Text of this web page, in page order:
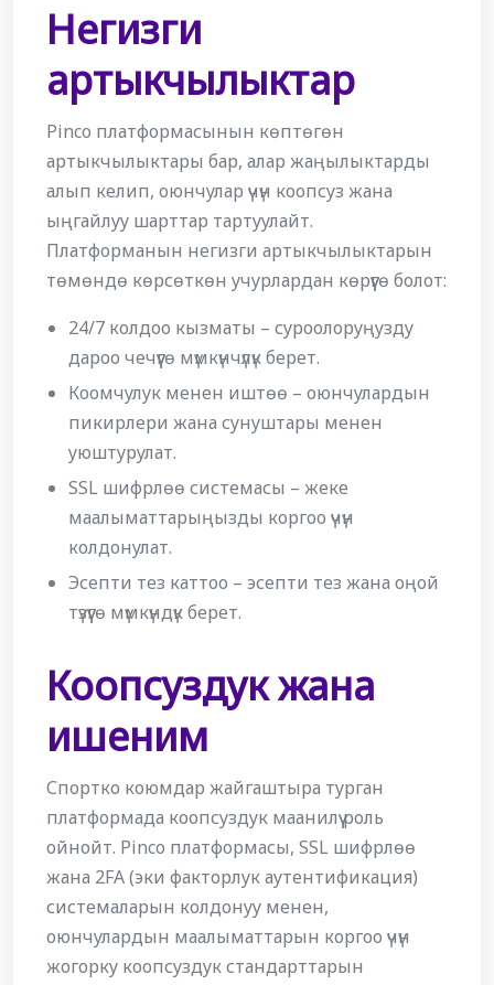
Негизги
артыкчылыктар
Pinco платформасынын көптөгөн
артыкчылыктары бар, алар жаңылыктарды
алып келип, оюнчулар үчүн коопсуз жана
ыңгайлуу шарттар тартуулайт.
Платформанын негизги артыкчылыктарын
төмөндө көрсөткөн учурлардан көрүүгө болот:
24/7 колдоо кызматы – суроолоруңузду
дароо чечүүгө мүмкүнчүлүк берет.
Коомчулук менен иштөө – оюнчулардын
пикирлери жана сунуштары менен
уюштурулат.
SSL шифрлөө системасы – жеке
маалыматтарыңызды коргоо үчүн
колдонулат.
Эсепти тез каттоо – эсепти тез жана оңой
түзүүгө мүмкүндүк берет.
Коопсуздук жана
ишеним
Спортко коюмдар жайгаштыра турган
платформада коопсуздук маанилүү роль
ойнойт. Pinco платформасы, SSL шифрлөө
жана 2FA (эки факторлук аутентификация)
системаларын колдонуу менен,
оюнчулардын маалыматтарын коргоо үчүн
жогорку коопсуздук стандарттарын